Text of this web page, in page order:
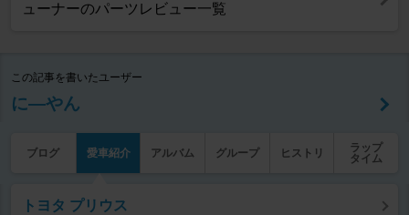
ューナーのパーツレビュー一覧
この記事を書いたユーザー
に―やん
ブログ 愛車紹介 アルバム グループ ヒストリ
ラップ
タイム
トヨタ プリウス